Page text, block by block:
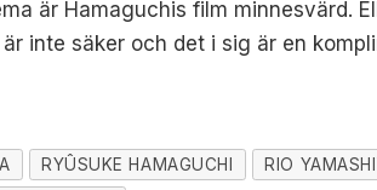
är Hamaguchis film minnesvärd.
inte säker och det i sig är en
RYÛSUKE HAMAGUCHI RIO